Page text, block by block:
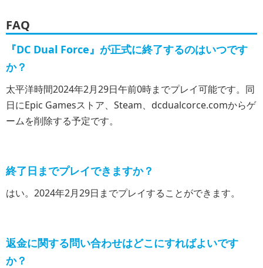
FAQ
『DC Dual Force』が正式に終了するのはいつです
か？
太平洋時間2024年2月29日午前0時までプレイ可能です。同
日にEpic Gamesストア、Steam、dcdualcorce.comからゲ
ームを削除する予定です。
終了日までプレイできますか？
はい。2024年2月29日までプレイすることができます。
返金に関する問い合わせはどこにすればよいです
か？